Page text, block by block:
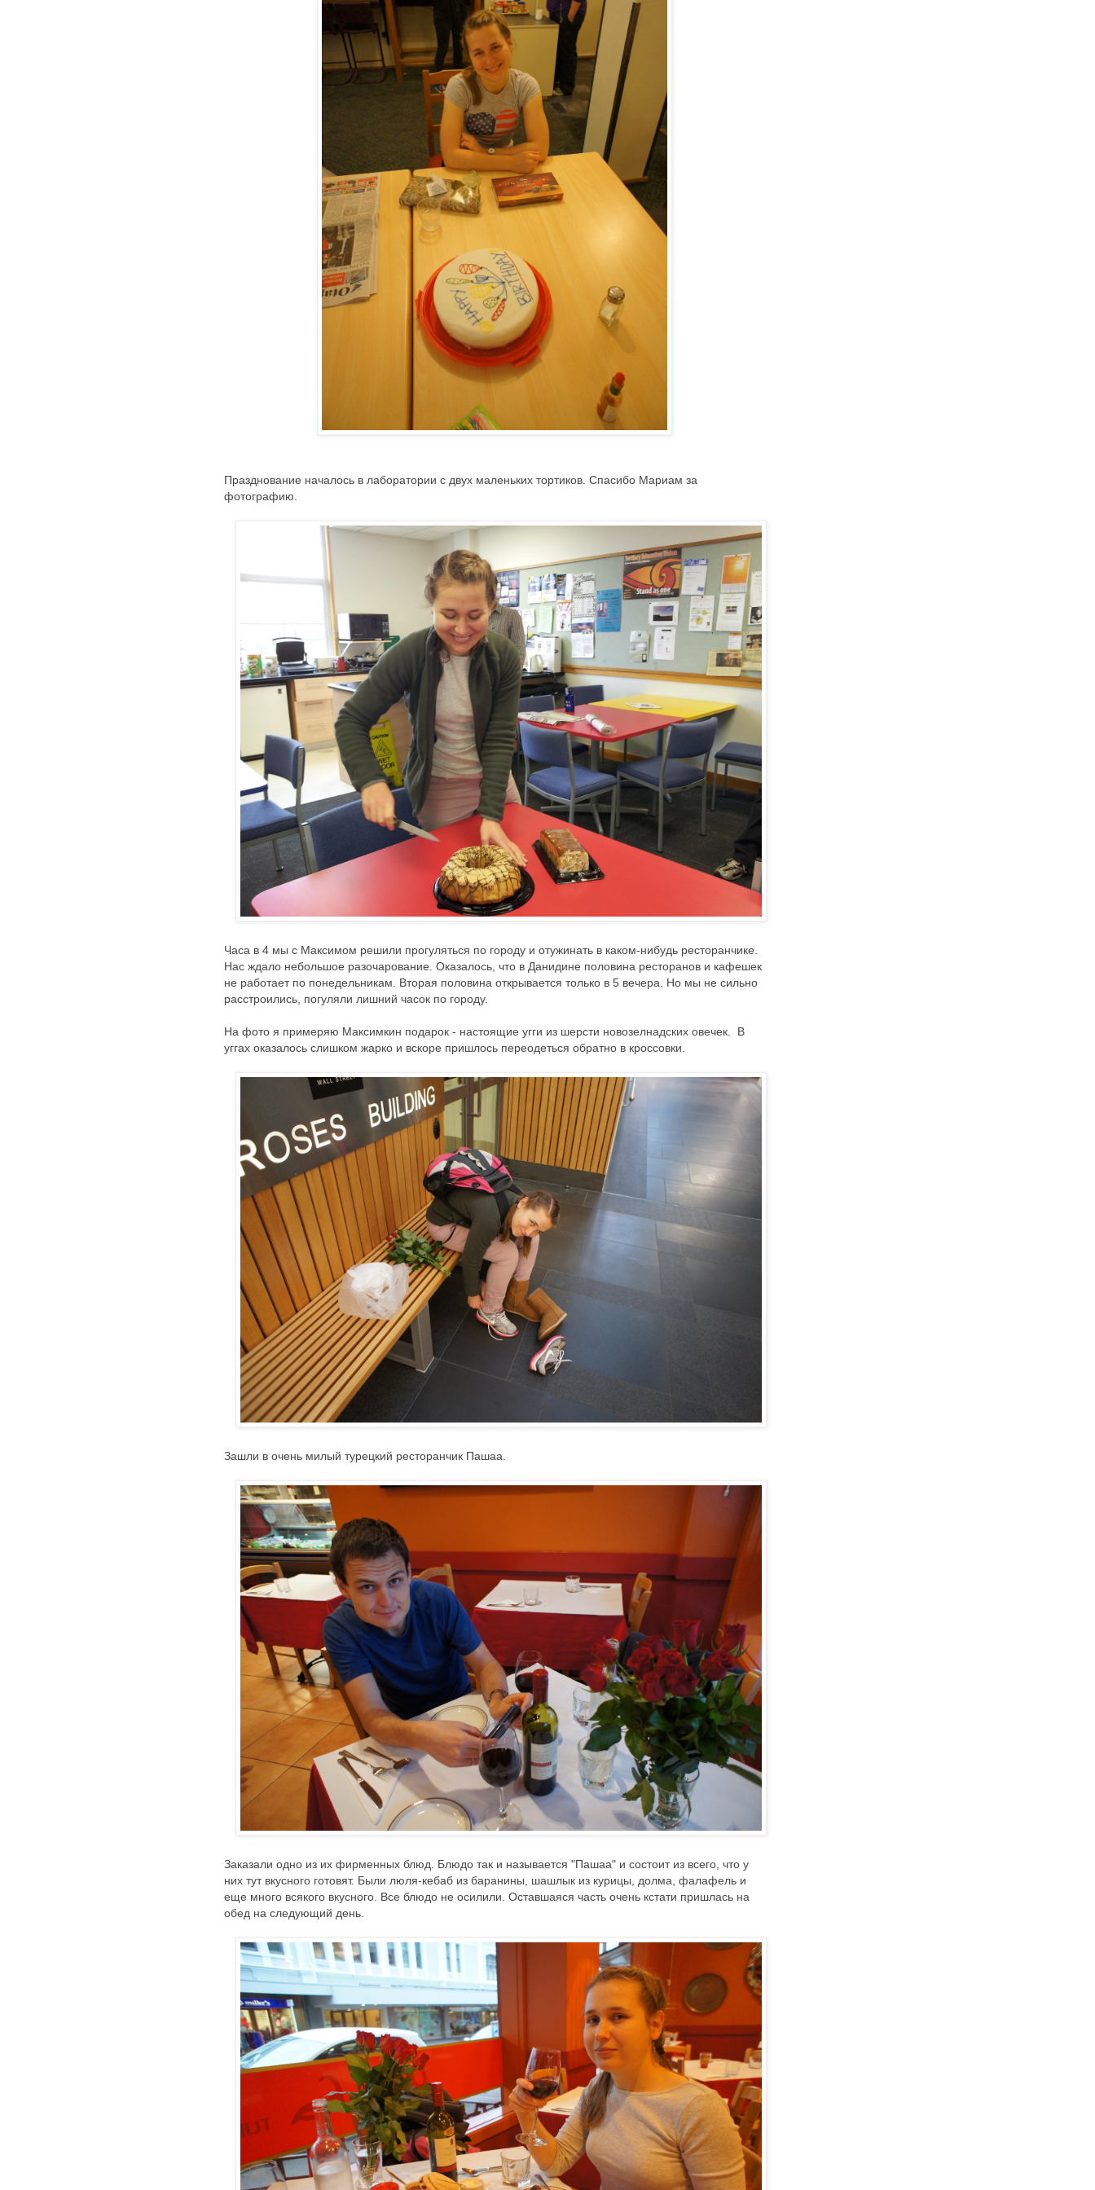
Празднование началось в лаборатории с двух маленьких тортиков. Спасибо Мариам за
фотографию.
Часа в 4 мы с Максимом решили прогуляться по городу и отужинать в каком-нибудь ресторанчике.
Нас ждало небольшое разочарование. Оказалось, что в Данидине половина ресторанов и кафешек
не работает по понедельникам. Вторая половина открывается только в 5 вечера. Но мы не сильно
расстроились, погуляли лишний часок по городу.
На фото я примеряю Максимкин подарок - настоящие угги из шерсти новозелнадских овечек. В
уггах оказалось слишком жарко и вскоре пришлось переодеться обратно в кроссовки.
Зашли в очень милый турецкий ресторанчик Пашаа.
Заказали одно из их фирменных блюд. Блюдо так и называется "Пашаа" и состоит из всего, что у
них тут вкусного готовят. Были люля-кебаб из баранины, шашлык из курицы, долма, фалафель и
еще много всякого вкусного. Все блюдо не осилили. Оставшаяся часть очень кстати пришлась на
обед на следующий день.